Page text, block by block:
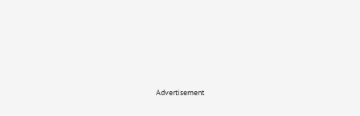
Advertisement